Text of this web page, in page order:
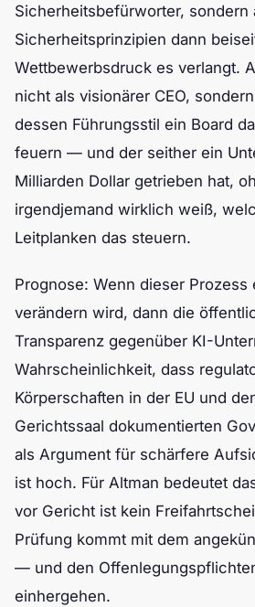
Sicherheitsbefürworter, sondern
Sicherheitsprinzipien dann
Wettbewerbsdruck es verlangt.
nicht als visionärer CEO,
dessen Führungsstil ein Board
feuern — und der seither ein
Milliarden Dollar getrieben hat,
irgendjemand wirklich weiß,
Leitplanken das steuern.
Prognose: Wenn dieser Prozess
verändern wird, dann die
Transparenz gegenüber KI-
Wahrscheinlichkeit, dass
Körperschaften in der EU und
Gerichtssaal dokumentierten
als Argument für schärfere
ist hoch. Für Altman bedeutet
vor Gericht ist kein
Prüfung kommt mit dem
— und den
einhergehen.